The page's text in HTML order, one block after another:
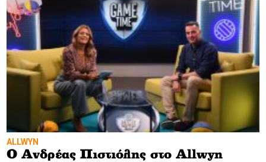
ALLWYN
Ο Ανδρέας Πιστιόλης στο Allwyn